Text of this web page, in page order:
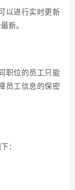
以进行实时更新
新。
职位的员工只能
员工信息的保密
：